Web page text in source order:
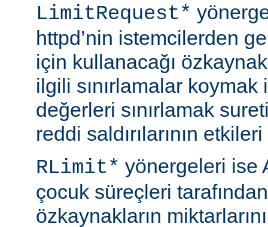
LimitRequest*
httpd’nin istemcilerden
için kullanacağı
ilgili sınırlamalar koymak
değerleri sınırlamak
reddi saldırılarının
RLimit* yönergeleri ise
çocuk süreçleri
özkaynakların